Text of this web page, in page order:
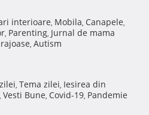
interioare, Mobila, Canapele,
, Parenting, Jurnal de mama
, Autism
, Tema zilei, Iesirea din
, Vesti Bune, Covid-19, Pandemie